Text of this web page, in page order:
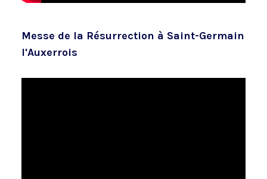
Messe de la Résurrection à Saint-Germain
l'Auxerrois